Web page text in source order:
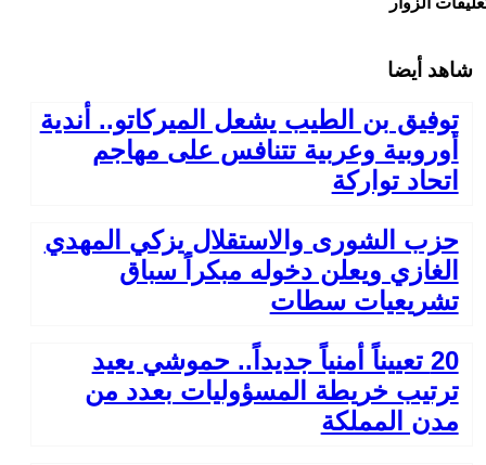
شاهد أيضا
توفيق بن الطيب يشعل الميركاتو.. أندية
أوروبية وعربية تتنافس على مهاجم
اتحاد تواركة
حزب الشورى والاستقلال يزكي المهدي
الغازي ويعلن دخوله مبكراً سباق
تشريعيات سطات
20 تعييناً أمنياً جديداً.. حموشي يعيد
ترتيب خريطة المسؤوليات بعدد من
مدن المملكة